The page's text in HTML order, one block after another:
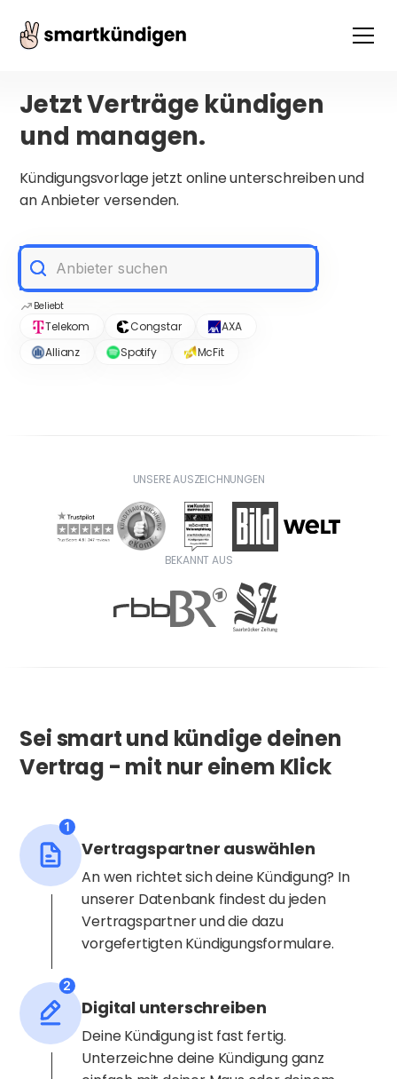
Jetzt Verträge kündigen
und managen.
Kündigungsvorlage jetzt online unterschreiben und
an Anbieter versenden.
Beliebt
Telekom Congstar
AXA
Allianz
Spotify McFit
UNSERE AUSZEICHNUNGEN
BEKANNT AUS
Sei smart und kündige deinen
Vertrag - mit nur einem Klick
Vertragspartner auswählen
An wen richtet sich deine Kündigung? In
unserer Datenbank findest du jeden
Vertragspartner und die dazu
vorgefertigten Kündigungsformulare.
Digital unterschreiben
Deine Kündigung ist fast fertig.
Unterzeichne deine Kündigung ganz